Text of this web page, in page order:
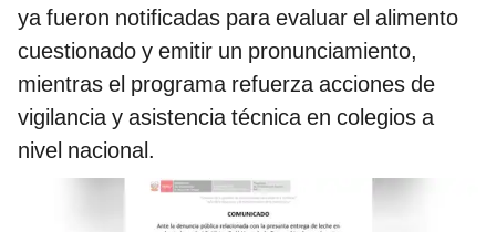
ya fueron notificadas para evaluar el alimento
cuestionado y emitir un pronunciamiento,
mientras el programa refuerza acciones de
vigilancia y asistencia técnica en colegios a
nivel nacional.